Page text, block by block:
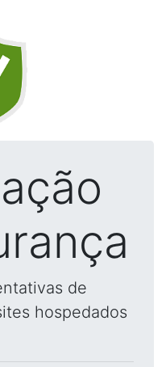
de
hospedados